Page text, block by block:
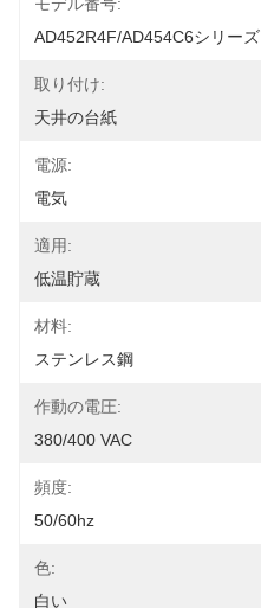
AD452R4F/AD454C6シリーズ
取り付け:
天井の台紙
電源:
電気
適用:
低温貯蔵
材料:
ステンレス鋼
作動の電圧:
380/400 VAC
頻度:
50/60hz
色:
白い